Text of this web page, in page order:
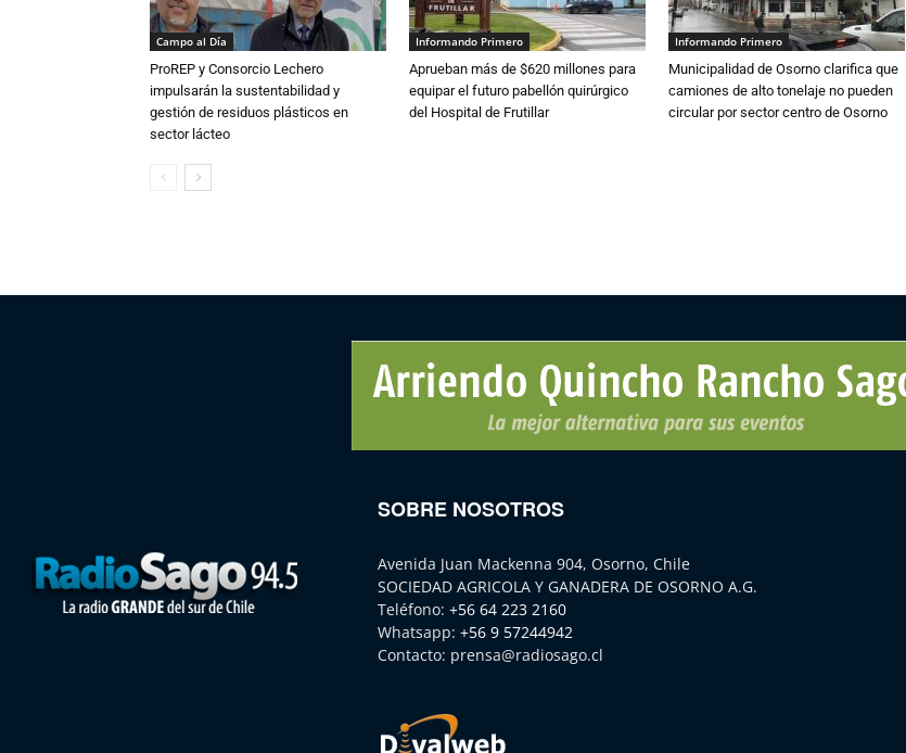
Campo al Día
ProREP y Consorcio Lechero
impulsarán la sustentabilidad y
gestión de residuos plásticos en
sector lácteo
Informando Primero
Aprueban más de $620 millones para
equipar el futuro pabellón quirúrgico
del Hospital de Frutillar
Informando Primero
Municipalidad de Osorno clarifica que
camiones de alto tonelaje no pueden
circular por sector centro de Osorno
SOBRE NOSOTROS
Avenida Juan Mackenna 904, Osorno, Chile
SOCIEDAD AGRICOLA Y GANADERA DE OSORNO A.G.
Teléfono: +56 64 223 2160
Whatsapp: +56 9 57244942
Contacto: prensa@radiosago.cl